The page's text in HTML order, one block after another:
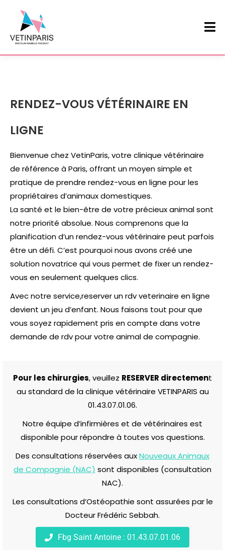
RENDEZ-VOUS VÉTÉRINAIRE EN
LIGNE
Bienvenue chez VetinParis, votre clinique vétérinaire
de référence à Paris, offrant un moyen simple et
pratique de prendre rendez-vous en ligne pour les
propriétaires d’animaux domestiques.
La santé et le bien-être de votre précieux animal sont
notre priorité absolue. Nous comprenons que la
planification d’un rendez-vous vétérinaire peut parfois
être un défi. C’est pourquoi nous avons créé une
solution novatrice qui vous permet de fixer un rendez-
vous en seulement quelques clics.
Avec notre service,reserver unrdv veterinaire en ligne
devient un jeu d’enfant. Nous faisons tout pour que
vous soyez rapidement pris en compte dans votre
demande de rdv pour votre animal de compagnie.
Pour les chirurgies, veuillez RESERVER directement
au standard de la clinique vétérinaire VETINPARIS au
01.43.07.01.06.
Notre équipe d’infirmières et de vétérinaires est
disponible pour répondre à toutes vos questions.
Des consultations réservées auxNouveaux Animaux
de Compagnie (NAC) sont disponibles (consultation
NAC).
Les consultations d’Ostéopathie sont assurées par le
Docteur Frédéric Sebbah.
Fbg Saint Antoine : 01.43.07.01.06